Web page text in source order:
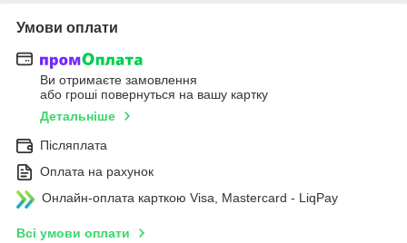
Умови оплати
Ви отримаєте замовлення
або гроші повернуться на вашу картку
Детальніше
Післяплата
Оплата на рахунок
Онлайн-оплата карткою Visa, Mastercard - LiqPay
Всі умови оплати